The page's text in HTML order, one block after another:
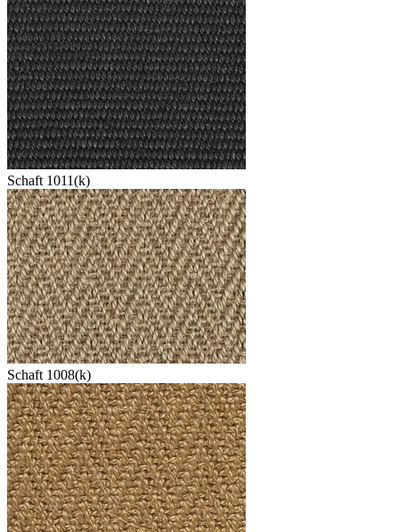
Schaft 1011(k)
Schaft 1008(k)